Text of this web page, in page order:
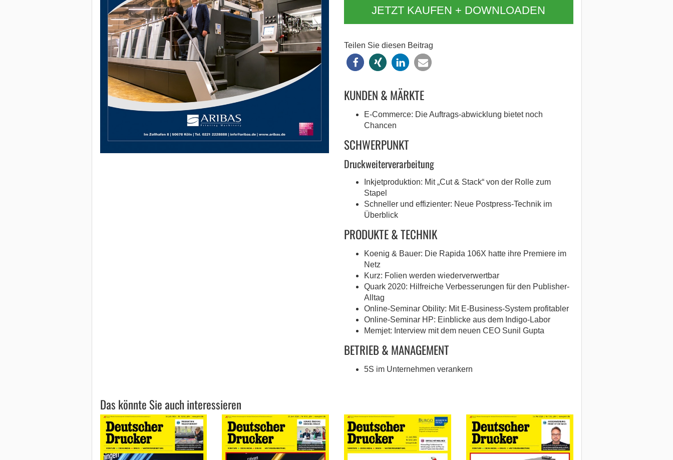
JETZT KAUFEN + DOWNLOADEN
Teilen Sie diesen Beitrag
KUNDEN & MÄRKTE
E-Commerce: Die Auftrags-abwicklung bietet noch
Chancen
SCHWERPUNKT
Druckweiterverarbeitung
Inkjetproduktion: Mit „Cut & Stack“ von der Rolle zum
Stapel
Schneller und effizienter: Neue Postpress-Technik im
Überblick
PRODUKTE & TECHNIK
Koenig & Bauer: Die Rapida 106X hatte ihre Premiere im
Netz
Kurz: Folien werden wiederverwertbar
Quark 2020: Hilfreiche Verbesserungen für den Publisher-
Alltag
Online-Seminar Obility: Mit E-Business-System profitabler
Online-Seminar HP: Einblicke aus dem Indigo-Labor
Memjet: Interview mit dem neuen CEO Sunil Gupta
BETRIEB & MANAGEMENT
5S im Unternehmen verankern
Das könnte Sie auch interessieren